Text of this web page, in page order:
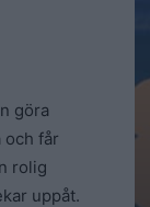
göra
och får
rolig
uppåt.